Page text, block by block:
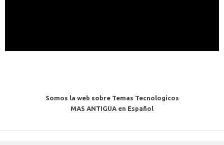
Somos la web sobre Temas Tecnologicos
MAS ANTIGUA en Español